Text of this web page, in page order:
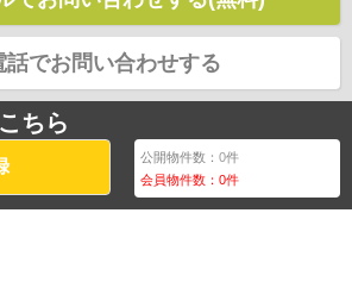
話でお問い合わせする
ちら
公開物件数：0件
会員物件数：0件